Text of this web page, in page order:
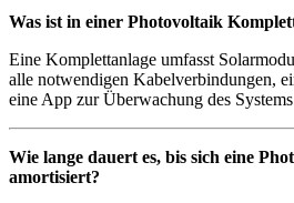
Was ist in einer Photovoltaik
Eine Komplettanlage umfasst
alle notwendigen Kabelverbindungen,
eine App zur Überwachung des
Wie lange dauert es, bis sich eine
amortisiert?